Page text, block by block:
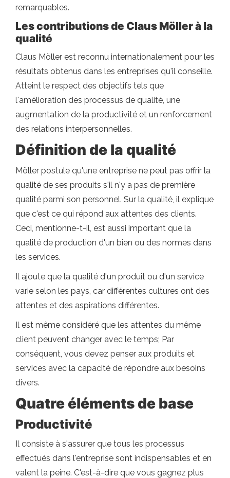
remarquables.
Les contributions de Claus Möller à la
qualité
Claus Möller est reconnu internationalement pour les
résultats obtenus dans les entreprises qu'il conseille.
Atteint le respect des objectifs tels que
l'amélioration des processus de qualité, une
augmentation de la productivité et un renforcement
des relations interpersonnelles.
Définition de la qualité
Möller postule qu'une entreprise ne peut pas offrir la
qualité de ses produits s'il n'y a pas de première
qualité parmi son personnel. Sur la qualité, il explique
que c'est ce qui répond aux attentes des clients.
Ceci, mentionne-t-il, est aussi important que la
qualité de production d'un bien ou des normes dans
les services.
Il ajoute que la qualité d'un produit ou d'un service
varie selon les pays, car différentes cultures ont des
attentes et des aspirations différentes.
Il est même considéré que les attentes du même
client peuvent changer avec le temps; Par
conséquent, vous devez penser aux produits et
services avec la capacité de répondre aux besoins
divers.
Quatre éléments de base
Productivité
Il consiste à s'assurer que tous les processus
effectués dans l'entreprise sont indispensables et en
valent la peine. C'est-à-dire que vous gagnez plus